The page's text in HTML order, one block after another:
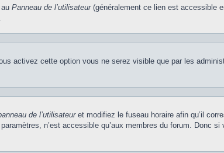
Panneau de l’utilisateur(généralement ce lien est accessible
activez cette option vous ne serez visible que par les
de l’utilisateuret modifiez le fuseau horaire afin qu’il
n’est accessible qu’aux membres du forum. Donc si